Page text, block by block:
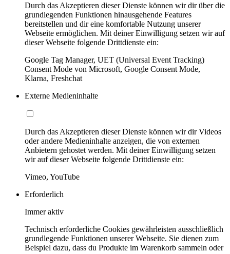
Durch das Akzeptieren dieser Dienste können wir dir über die
grundlegenden Funktionen hinausgehende Features
bereitstellen und dir eine komfortable Nutzung unserer
Webseite ermöglichen. Mit deiner Einwilligung setzen wir auf
dieser Webseite folgende Drittdienste ein:
Google Tag Manager, UET (Universal Event Tracking)
Consent Mode von Microsoft, Google Consent Mode,
Klarna, Freshchat
Externe Medieninhalte
Durch das Akzeptieren dieser Dienste können wir dir Videos
oder andere Medieninhalte anzeigen, die von externen
Anbietern gehostet werden. Mit deiner Einwilligung setzen
wir auf dieser Webseite folgende Drittdienste ein:
Vimeo, YouTube
Erforderlich
Immer aktiv
Technisch erforderliche Cookies gewährleisten ausschließlich
grundlegende Funktionen unserer Webseite. Sie dienen zum
Beispiel dazu, dass du Produkte im Warenkorb sammeln oder